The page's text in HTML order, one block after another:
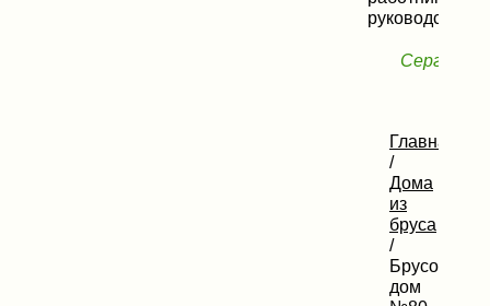
руководству!»
Сергей,
Главная
/
Дома
из
бруса
/
Брусовой
дом